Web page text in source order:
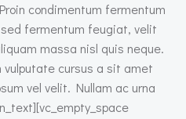
condimentum fermentum
fermentum feugiat, velit
massa nisl quis neque.
cursus a sit amet
vel velit. Nullam ac urna